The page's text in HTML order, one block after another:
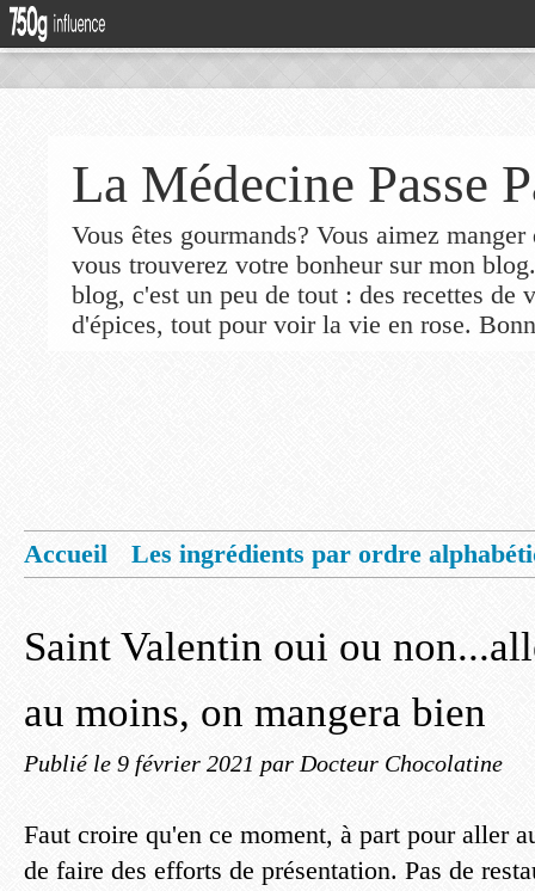
La Médecine Passe
Vous êtes gourmands? Vous aimez
vous trouverez votre bonheur sur mon
blog, c'est un peu de tout : des recettes de
d'épices, tout pour voir la vie en rose.
Accueil
Les ingrédients par ordre
Saint Valentin oui ou
au moins, on mangera bien
Publié le 9 février 2021 par Docteur Chocolatine
Faut croire qu'en ce moment, à part pour aller
de faire des efforts de présentation. Pas de